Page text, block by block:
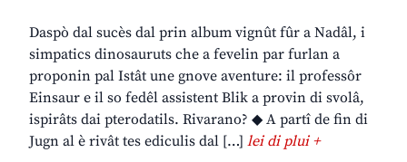
Daspò dal sucès dal prin album vignût fûr a Nadâl, i
simpatics dinosauruts che a fevelin par furlan a
proponin pal Istât une gnove aventure: il professôr
Einsaur e il so fedêl assistent Blik a provin di svolâ,
ispirâts dai pterodatils. Rivarano? ◆ A partî de fin di
Jugn al è rivât tes ediculis dal […] lei di plui +